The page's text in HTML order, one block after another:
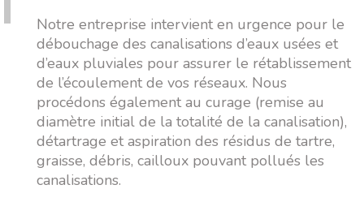
Notre entreprise intervient en urgence pour le
débouchage des canalisations d’eaux usées et
d’eaux pluviales pour assurer le rétablissement
de l’écoulement de vos réseaux. Nous
procédons également au curage (remise au
diamètre initial de la totalité de la canalisation),
détartrage et aspiration des résidus de tartre,
graisse, débris, cailloux pouvant pollués les
canalisations.